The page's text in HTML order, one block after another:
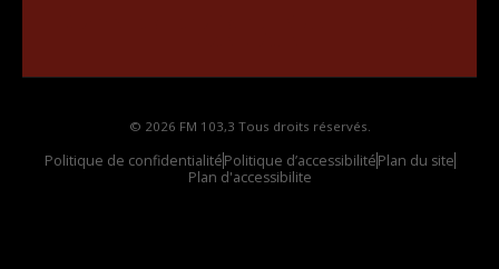
© 2026 FM 103,3 Tous droits réservés.
Politique de confidentialitéPolitique d’accessibilitéPlan du site
Plan d'accessibilite